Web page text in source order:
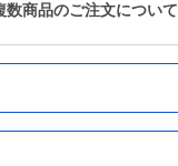
数商品のご注文について